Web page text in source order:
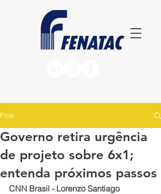
Post
Governo retira urgência
de projeto sobre 6x1;
entenda próximos passos
CNN Brasil - Lorenzo Santiago